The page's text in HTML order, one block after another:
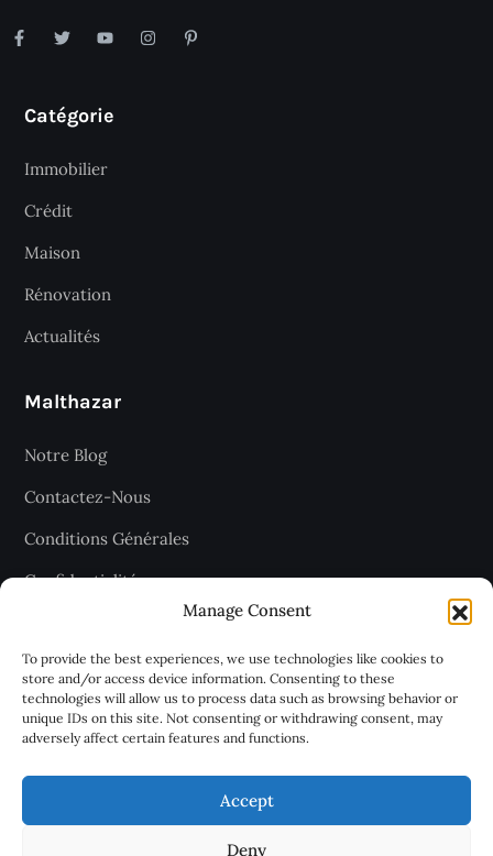
Manage Consent
To provide the best experiences, we use technologies like cookies to
store and/or access device information. Consenting to these
technologies will allow us to process data such as browsing behavior or
unique IDs on this site. Not consenting or withdrawing consent, may
adversely affect certain features and functions.
Accept
Deny
Catégorie
Immobilier
Crédit
Maison
Rénovation
Actualités
Malthazar
Notre Blog
Contactez-Nous
Conditions Générales
Confidentialité
Recevez les dernières articles
chaque jour